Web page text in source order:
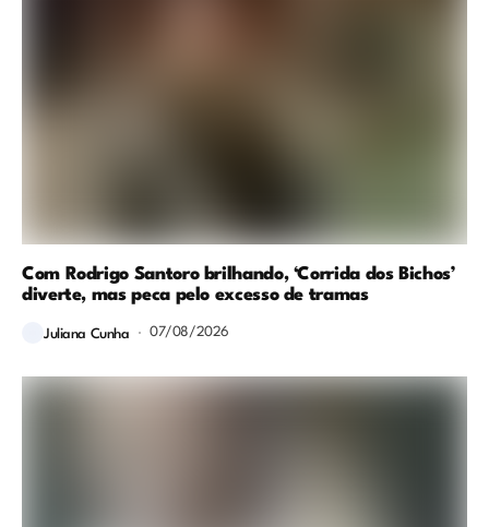
Com Rodrigo Santoro brilhando, ‘Corrida dos Bichos’
diverte, mas peca pelo excesso de tramas
Juliana Cunha 07/08/2026